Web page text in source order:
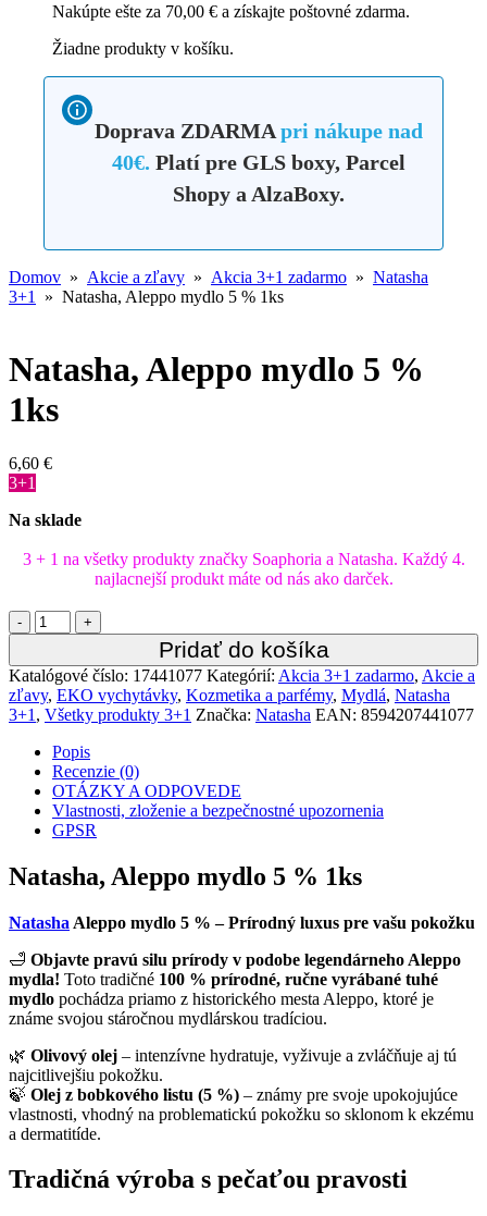
Nakúpte ešte za 70,00 € a získajte poštovné zdarma.
Žiadne produkty v košíku.
Doprava ZDARMApri nákupe nad
40€. Platí pre GLS boxy, Parcel
Shopy a AlzaBoxy.
Domov » Akcie a zľavy » Akcia 3+1 zadarmo » Natasha
3+1
» Natasha, Aleppo mydlo 5 % 1ks
Natasha, Aleppo mydlo 5 %
1ks
6,60 €
3+1
Na sklade
3 + 1 na všetky produkty značky Soaphoria a Natasha. Každý 4.
najlacnejší produkt máte od nás ako darček.
Quantity
Pridať do košíka
Katalógové číslo: 17441077 Kategórií: Akcia 3+1 zadarmo, Akcie a
zľavy, EKO vychytávky, Kozmetika a parfémy, Mydlá, Natasha
3+1 , Všetky produkty 3+1 Značka: Natasha EAN: 8594207441077
Popis
Recenzie (0)
OTÁZKY A ODPOVEDE
Vlastnosti, zloženie a bezpečnostné upozornenia
GPSR
Natasha, Aleppo mydlo 5 % 1ks
Natasha Aleppo mydlo 5 % – Prírodný luxus pre vašu pokožku
🛁 Objavte pravú silu prírody v podobe legendárneho Aleppo
mydla! Toto tradičné 100 % prírodné, ručne vyrábané tuhé
mydlo pochádza priamo z historického mesta Aleppo, ktoré je
známe svojou stáročnou mydlárskou tradíciou.
🌿 Olivový olej – intenzívne hydratuje, vyživuje a zvláčňuje aj tú
najcitlivejšiu pokožku.
🍃 Olej z bobkového listu (5 %) – známy pre svoje upokojujúce
vlastnosti, vhodný na problematickú pokožku so sklonom k ekzému
a dermatitíde.
Tradičná výroba s pečaťou pravosti